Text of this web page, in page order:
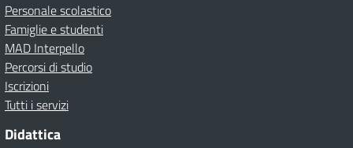
Personale scolastico
Famiglie e studenti
MAD Interpello
Percorsi di studio
Iscrizioni
Tutti i servizi
Didattica